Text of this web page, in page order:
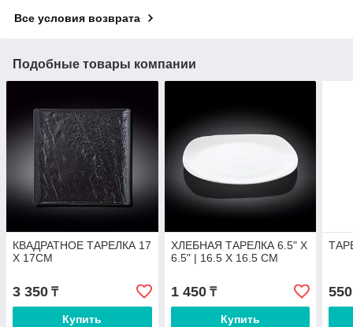
Все условия возврата
Подобные товары компании
КВАДРАТНОЕ ТАРЕЛКА 17
X 17CM
3 350 ₸
Купить
ХЛЕБНАЯ ТАРЕЛКА 6.5" X
6.5" | 16.5 X 16.5 CM
1 450₸
Купить
550